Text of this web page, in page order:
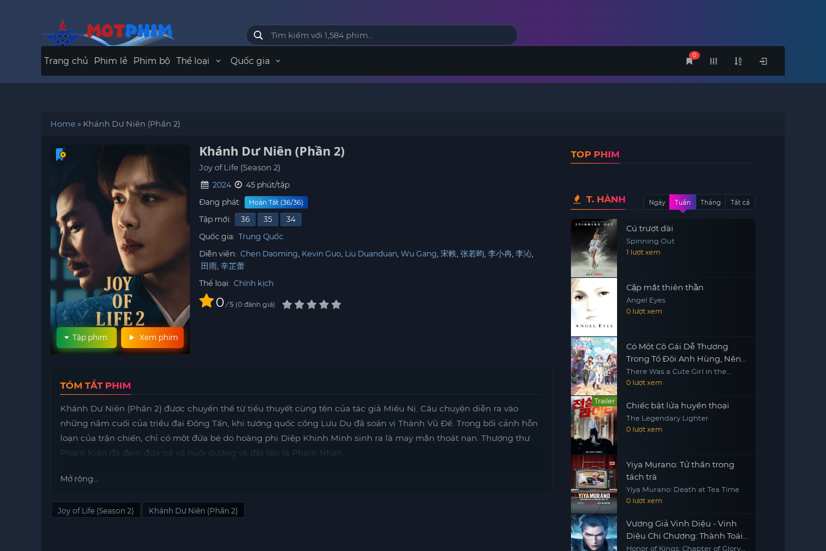
0
Trang chủ Phim lẻ Phim bộ Thể loại Quốc gia
Home» Khánh Dư Niên (Phần 2)
Xem phim
Tập phim
Khánh Dư Niên (Phần 2)
Joy of Life (Season 2)
2024
45 phút/tập
Đang phát:
Hoàn Tất (36/36)
Tập mới: 36 35
34
Quốc gia: Trung Quốc
Diễn viên: Chen Daoming Kevin Guo Liu Duanduan Wu Gang 宋軼 张若昀 李小冉 李沁
田雨 辛芷蕾
Thể loại: Chính kịch
0 / 5 0 đánh giá
TÓM TẮT PHIM
Khánh Dư Niên (Phần 2) được chuyển thể từ tiểu thuyết cùng tên của tác giả Miêu Nị. Câu chuyện diễn ra vào
những năm cuối của triều đại Đông Tấn, khi tướng quốc công Lưu Dụ đã soán vị Thành Vũ Đế. Trong bối cảnh hỗn
loạn của trận chiến, chỉ có một đứa bé do hoàng phi Diệp Khinh Minh sinh ra là may mắn thoát nạn. Thượng thư
Phạm Kiến đã đem đứa trẻ về nuôi dưỡng và đặt tên là Phạm Nhàn.
Khi Phạm Nhàn tròn 18 tuổi, cậu bắt đầu bị cuốn vào cuộc tranh giành quyền lực trong cung điện. Đồng thời, cậu
Đế, nhưng dần dần cậu phát hiện ra rằng chính Vũ Đế là người đã hại chết cha mẹ mình. Khi sự thật được phơi
bày, Phạm Nhàn quyết tâm báo thù cho cha mẹ, đồng thời cũng vì sự an nguy của dân chúng mà đứng lên chống
Mở rộng...
Joy of Life (Season 2) Khánh Dư Niên (Phần 2)
TOP PHIM
T. HÀNH Ngày Tuần Tháng Tất cả
Cú trượt dài
Spinning Out
1 lượt xem
Cặp mắt thiên thần
Angel Eyes
0 lượt xem
Có Một Cô Gái Dễ Thương
Trong Tổ Đội Anh Hùng, Nên
Tôi Thử Tỏ Tình
There Was a Cute Girl in the
Hero's Party, so I Tried Confessing
to Her
0 lượt xem
Trailer Chiếc bật lửa huyền thoại
The Legendary Lighter
0 lượt xem
Yiya Murano: Tử thần trong
tách trà
Yiya Murano: Death at Tea Time
0 lượt xem
Vương Giả Vinh Diệu - Vinh
Diệu Chi Chương: Thành Toái
Nguyệt (Phần 2)
Honor of Kings: Chapter of Glory